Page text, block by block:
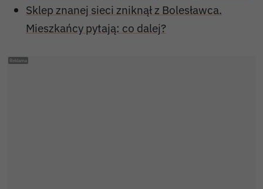
Sklep znanej sieci zniknął z Bolesławca.
Mieszkańcy pytają: co dalej?